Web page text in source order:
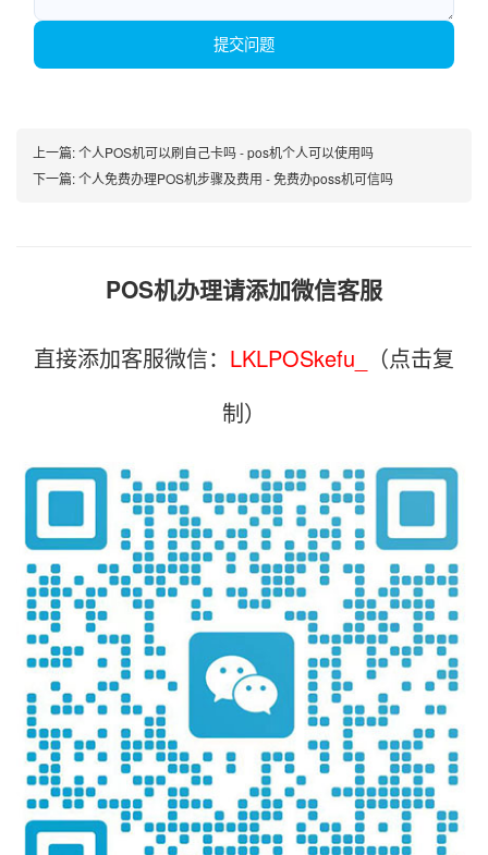
提交问题
上一篇:个人POS机可以刷自己卡吗 - pos机个人可以使用吗
下一篇:个人免费办理POS机步骤及费用 - 免费办poss机可信吗
POS机办理请添加微信客服
直接添加客服微信： LKLPOSkefu_
（点击复
制）